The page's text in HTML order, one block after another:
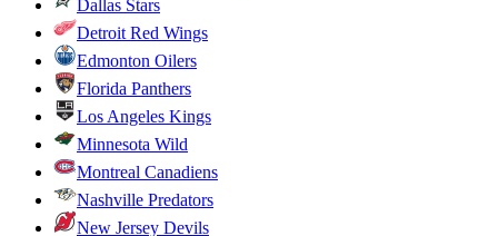
Dallas Stars
Detroit Red Wings
Edmonton Oilers
Florida Panthers
Los Angeles Kings
Minnesota Wild
Montreal Canadiens
Nashville Predators
New Jersey Devils